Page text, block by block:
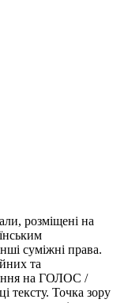
розміщені на
суміжні права.
та
на ГОЛОС /
тексту. Точка зору